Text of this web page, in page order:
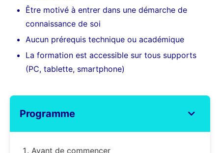
Être motivé à entrer dans une démarche de
connaissance de soi
Aucun prérequis technique ou académique
La formation est accessible sur tous supports
(PC, tablette, smartphone)
Programme
Avant de commencer